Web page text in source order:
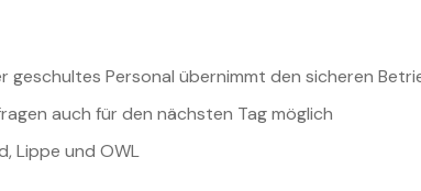
geschultes Personal übernimmt den sicheren
auch für den nächsten Tag möglich
Lippe und OWL